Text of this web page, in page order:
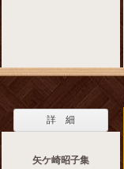
詳 細
矢ケ崎昭子集